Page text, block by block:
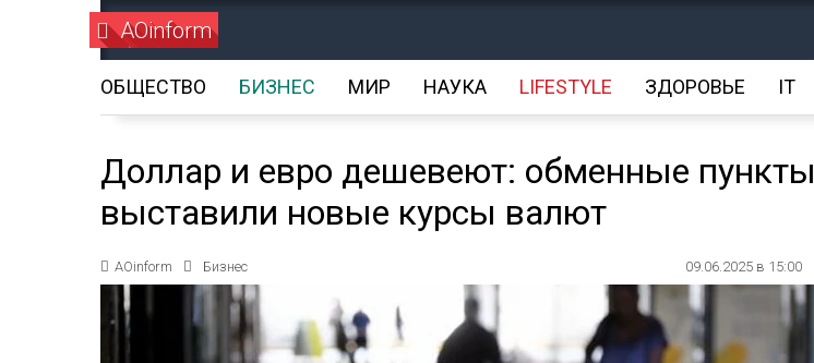
AOinform
ОБЩЕСТВО БИЗНЕС МИР НАУКА LIFESTYLE ЗДОРОВЬЕ IT
Доллар и евро дешевеют: обменные пункты
выставили новые курсы валют
AOinform Бизнес 09.06.2025 в 15:00